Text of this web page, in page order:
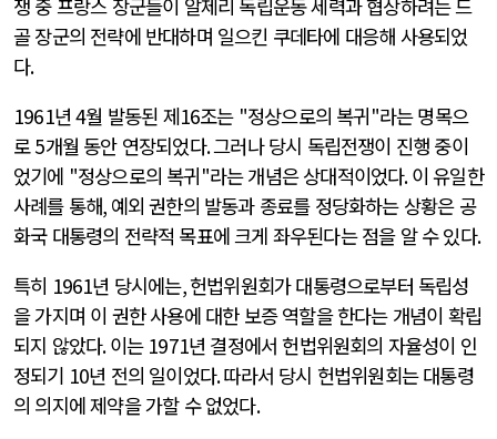
쟁 중 프랑스 장군들이 알제리 독립운동 세력과 협상하려는 드
골 장군의 전략에 반대하며 일으킨 쿠데타에 대응해 사용되었
다.
1961년4월 발동된 제16조는 "정상으로의 복귀"라는 명목으
로5개월 동안 연장되었다.그러나 당시 독립전쟁이 진행 중이
었기에 "정상으로의 복귀"라는 개념은 상대적이었다.이 유일한
사례를 통해, 예외 권한의 발동과 종료를 정당화하는 상황은 공
화국 대통령의 전략적 목표에 크게 좌우된다는 점을 알 수 있다.
특히 1961년 당시에는,헌법위원회가 대통령으로부터 독립성
을 가지며 이 권한 사용에 대한 보증 역할을 한다는 개념이 확립
되지 않았다.이는 1971년 결정에서 헌법위원회의 자율성이 인
정되기 10년 전의 일이었다.따라서 당시 헌법위원회는 대통령
의 의지에 제약을 가할 수 없었다.